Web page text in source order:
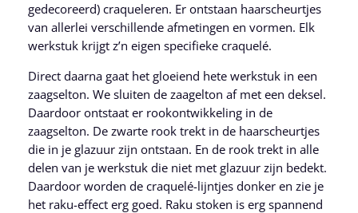
gedecoreerd) craqueleren. Er ontstaan haarscheurtjes
van allerlei verschillende afmetingen en vormen. Elk
werkstuk krijgt z’n eigen specifieke craquelé.
Direct daarna gaat het gloeiend hete werkstuk in een
zaagselton. We sluiten de zaagelton af met een deksel.
Daardoor ontstaat er rookontwikkeling in de
zaagselton. De zwarte rook trekt in de haarscheurtjes
die in je glazuur zijn ontstaan. En de rook trekt in alle
delen van je werkstuk die niet met glazuur zijn bedekt.
Daardoor worden de craquelé-lijntjes donker en zie je
het raku-effect erg goed. Raku stoken is erg spannend